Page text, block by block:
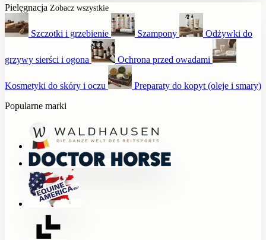
Pielęgnacja Zobacz wszystkie
Szczotki i grzebienie Szampony Odżywki do
grzywy sierści i ogona Ochrona przed owadami
Kosmetyki do skóry i oczu
Preparaty do kopyt (oleje i smary)
Popularne marki